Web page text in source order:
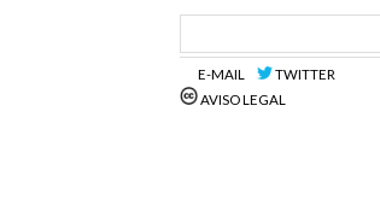
E-MAIL
TWITTER
AVISO LEGAL